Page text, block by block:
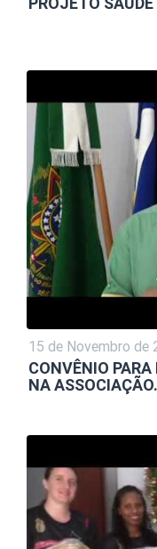
15 de Novembro de
CONVÊNIO
NA